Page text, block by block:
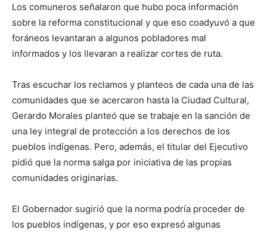
Los comuneros señalaron que hubo poca información
sobre la reforma constitucional y que eso coadyuvó a que
foráneos levantaran a algunos pobladores mal
informados y los llevaran a realizar cortes de ruta.
Tras escuchar los reclamos y planteos de cada una de las
comunidades que se acercaron hasta la Ciudad Cultural,
Gerardo Morales planteó que se trabaje en la sanción de
una ley integral de protección a los derechos de los
pueblos indígenas. Pero, además, el titular del Ejecutivo
pidió que la norma salga por iniciativa de las propias
comunidades originarias.
El Gobernador sugirió que la norma podría proceder de
los pueblos indígenas, y por eso expresó algunas